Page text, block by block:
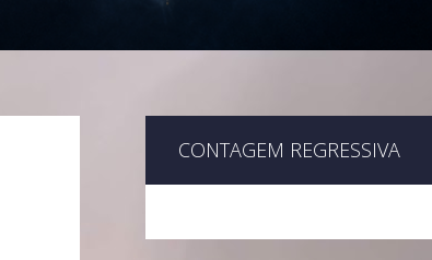
CONTAGEM REGRESSIVA